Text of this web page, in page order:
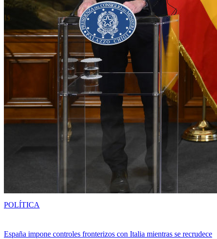
España impone controles fronterizos con Italia mientras se recrudece
POLÍTICA